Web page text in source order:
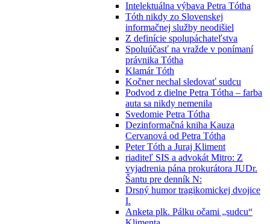
Intelektuálna výbava Petra Tótha
Tóth nikdy zo Slovenskej
informačnej služby neodišiel
Z definície spolupáchateľstva
Spoluúčasť na vražde v ponímaní
právnika Tótha
Klamár Tóth
Kočner nechal sledovať sudcu
Podvod z dielne Petra Tótha – farba
auta sa nikdy nemenila
Svedomie Petra Tótha
Dezinformačná kniha Kauza
Cervanová od Petra Tótha
Peter Tóth a Juraj Kliment
riaditeľ SIS a advokát Mitro: Z
vyjadrenia pána prokurátora JUDr.
Šantu pre denník N:
Drsný humor tragikomickej dvojice
I.
Anketa plk. Pálku očami „sudcu“